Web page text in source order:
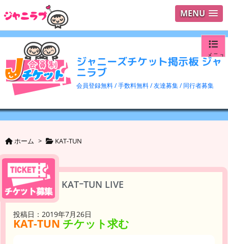
MENU
ジャニーズチケット掲示板 ジャ
ニラブ
会員登録無料 / 手数料無料 / 友達募集 / 同行者募集
メニュ
ログイ
ユーザ
ホーム > KAT-TUN
KATｰTUN LIVE
投稿日：2019年7月26日
KAT-TUN チケット求む